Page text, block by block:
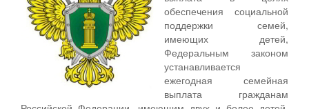
обеспечения социальной
поддержки семей,
имеющих детей,
Федеральным законом
устанавливается
ежегодная семейная
выплата гражданам